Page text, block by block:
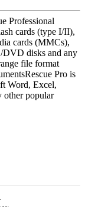
Professional
cards (type I/II),
cards (MMCs),
DVD disks and any
file format
Pro is
Word, Excel,
other popular